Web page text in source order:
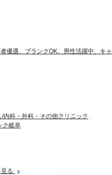
優遇、ブランクOK、男性活躍中、キャ
/内科・外科・その他クリニック
ク岐阜
る